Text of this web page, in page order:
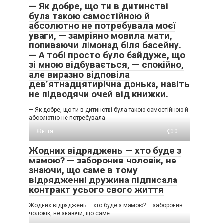
— Як добре, що ти в дитинстві
була такою самостійною й
абсолютно не потребувала моєї
уваги, — замріяно мовила мати,
попиваючи лімонад біля басейну.
— А тобі просто було байдуже, що
зі мною відбувається, — спокійно,
але виразно відповіла
дев’ятнадцятирічна донька, навіть
не підводячи очей від книжки.
— Як добре, що ти в дитинстві була такою самостійною й
абсолютно не потребувала
Життя
0
Жодних відряджень — хто буде з
мамою? — заборонив чоловік, не
знаючи, що саме в тому
відрядженні дружина підписала
контракт усього свого життя
Жодних відряджень — хто буде з мамою? — заборонив
чоловік, не знаючи, що саме